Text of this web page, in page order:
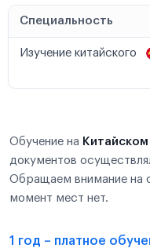
Специальность
Изучение китайского
Обучение на Китайском
документов
Обращаем внимание на
момент мест нет.
1 год – платное